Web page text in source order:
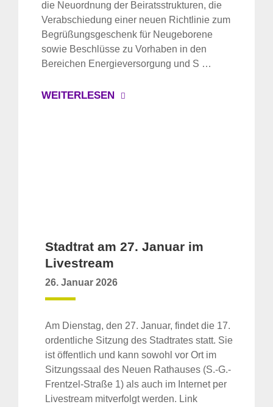
die Neuordnung der Beiratsstrukturen, die
Verabschiedung einer neuen Richtlinie zum
Begrüßungsgeschenk für Neugeborene
sowie Beschlüsse zu Vorhaben in den
Bereichen Energieversorgung und S …
WEITERLESEN
Stadtrat am 27. Januar im
Livestream
26. Januar 2026
Am Dienstag, den 27. Januar, findet die 17.
ordentliche Sitzung des Stadtrates statt. Sie
ist öffentlich und kann sowohl vor Ort im
Sitzungssaal des Neuen Rathauses (S.-G.-
Frentzel-Straße 1) als auch im Internet per
Livestream mitverfolgt werden. Link